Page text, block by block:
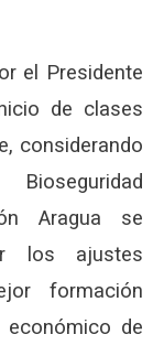
el Presidente
de clases
considerando
Aragua se
los ajustes
formación
económico de